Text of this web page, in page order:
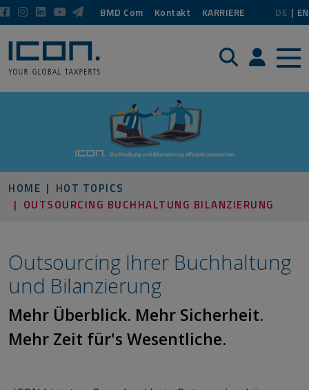
BMD Com Kontakt KARRIERE DE EN
Suche Login /
HOME
HOT TOPICS
OUTSOURCING BUCHHALTUNG BILANZIERUNG
Outsourcing Ihrer Buchhaltung
und Bilanzierung
Mehr Überblick. Mehr Sicherheit.
Mehr Zeit für's Wesentliche.